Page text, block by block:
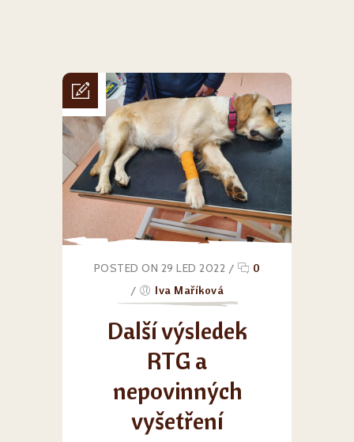
POSTED ON 29 LED 2022 /
0
/
Iva Maříková
Další výsledek
RTG a
nepovinných
vyšetření